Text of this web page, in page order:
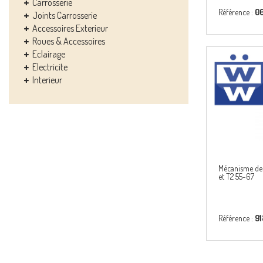
Carrosserie
Joints Carrosserie
Accessoires Exterieur
Roues & Accessoires
Eclairage
Electricite
Interieur
Référence :
Mécanisme
et T2 55-67
Référence :